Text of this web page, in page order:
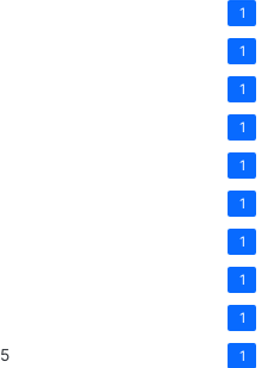
1
1
1
1
1
1
1
1
1
1